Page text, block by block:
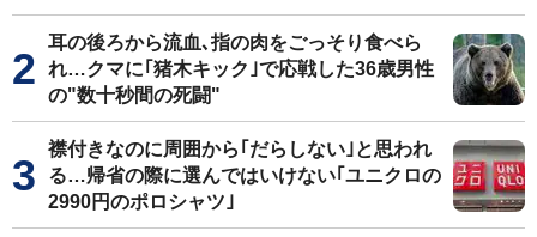
耳の後ろから流血､指の肉をごっそり食べら
れ…クマに｢猪木キック｣で応戦した36歳男性
の"数十秒間の死闘"
襟付きなのに周囲から｢だらしない｣と思われ
る…帰省の際に選んではいけない｢ユニクロの
2990円のポロシャツ｣